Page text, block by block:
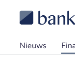
Nieuws